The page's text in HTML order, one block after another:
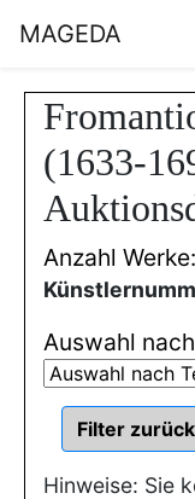
MAGEDA
(1633-
Anzahl
Auswahl
Hinweise: Sie